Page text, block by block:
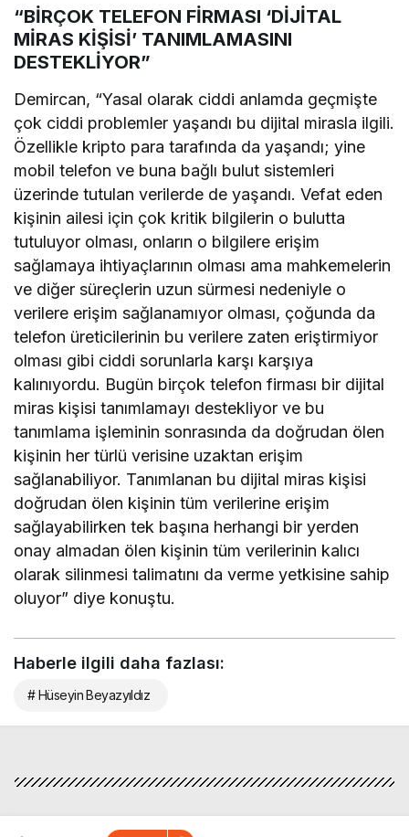
“BİRÇOK TELEFON FİRMASI ‘DİJİTAL
MİRAS KİŞİSİ’ TANIMLAMASINI
DESTEKLİYOR”
Demircan, “Yasal olarak ciddi anlamda geçmişte
çok ciddi problemler yaşandı bu dijital mirasla ilgili.
Özellikle kripto para tarafında da yaşandı; yine
mobil telefon ve buna bağlı bulut sistemleri
üzerinde tutulan verilerde de yaşandı. Vefat eden
kişinin ailesi için çok kritik bilgilerin o bulutta
tutuluyor olması, onların o bilgilere erişim
sağlamaya ihtiyaçlarının olması ama mahkemelerin
ve diğer süreçlerin uzun sürmesi nedeniyle o
verilere erişim sağlanamıyor olması, çoğunda da
telefon üreticilerinin bu verilere zaten eriştirmiyor
olması gibi ciddi sorunlarla karşı karşıya
kalınıyordu. Bugün birçok telefon firması bir dijital
miras kişisi tanımlamayı destekliyor ve bu
tanımlama işleminin sonrasında da doğrudan ölen
kişinin her türlü verisine uzaktan erişim
sağlanabiliyor. Tanımlanan bu dijital miras kişisi
doğrudan ölen kişinin tüm verilerine erişim
sağlayabilirken tek başına herhangi bir yerden
onay almadan ölen kişinin tüm verilerinin kalıcı
olarak silinmesi talimatını da verme yetkisine sahip
oluyor” diye konuştu.
Haberle ilgili daha fazlası:
# Hüseyin Beyazyıldız